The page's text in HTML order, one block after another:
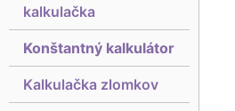
kalkulačka
Konštantný kalkulátor
Kalkulačka zlomkov